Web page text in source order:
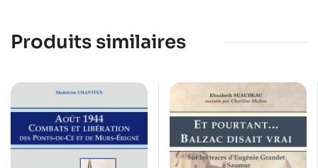
Produits similaires